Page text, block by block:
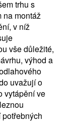
trhu s
na montáž
v níž
vše důležité,
výhod a
uvažují o
vytápění ve